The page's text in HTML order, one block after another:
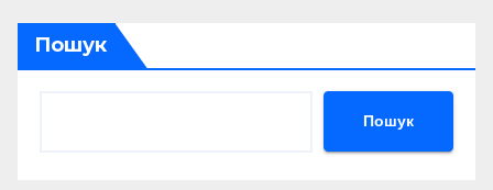
Пошук
Пошук